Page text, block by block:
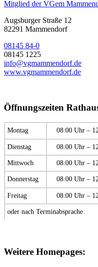
Mitglied der VGem
Augsburger Straße 12
82291 Mammendorf
08145 84-0
08145 1225
info@vgmammendorf.de
www.vgmammendorf.de
Öffnungszeiten
Montag 08:00 Uhr –
Dienstag 08:00 Uhr –
Mittwoch 08:00 Uhr –
Donnerstag 08:00 Uhr –
Freitag 08:00 Uhr –
oder nach Terminabsprache
Weitere Homepages: